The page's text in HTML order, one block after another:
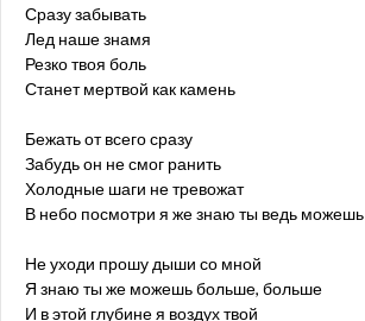
Сразу забывать
Лед наше знамя
Резко твоя боль
Станет мертвой как камень
Бежать от всего сразу
Забудь он не смог ранить
Холодные шаги не тревожат
В небо посмотри я же знаю ты ведь можешь
Не уходи прошу дыши со мной
Я знаю ты же можешь больше, больше
И в этой глубине я воздух твой